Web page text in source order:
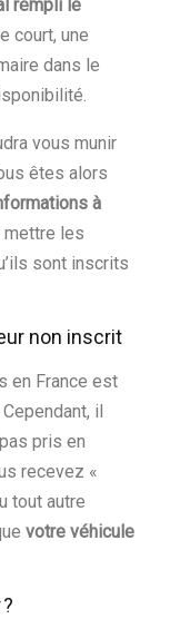
rempli le
court, une
dans le
vous munir
êtes alors
à
mettre les
sont inscrits
non inscrit
en France est
Cependant, il
pris en
recevez «
tout autre
votre véhicule